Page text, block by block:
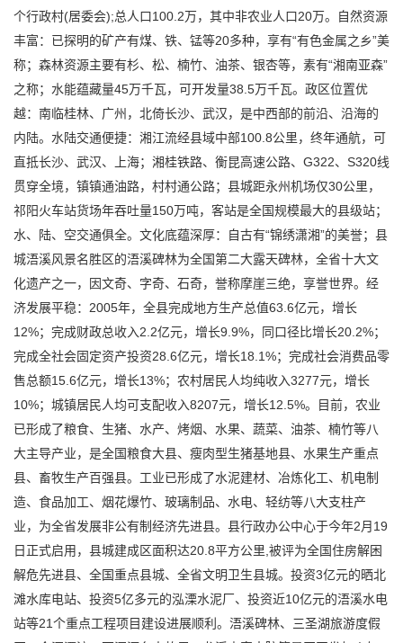
个行政村(居委会);总人口100.2万，其中非农业人口20万。自然资源
丰富：已探明的矿产有煤、铁、锰等20多种，享有“有色金属之乡”美
称；森林资源主要有杉、松、楠竹、油茶、银杏等，素有“湘南亚森”
之称；水能蕴藏量45万千瓦，可开发量38.5万千瓦。政区位置优
越：南临桂林、广州，北倚长沙、武汉，是中西部的前沿、沿海的
内陆。水陆交通便捷：湘江流经县域中部100.8公里，终年通航，可
直抵长沙、武汉、上海；湘桂铁路、衡昆高速公路、G322、S320线
贯穿全境，镇镇通油路，村村通公路；县城距永州机场仅30公里，
祁阳火车站货场年吞吐量150万吨，客站是全国规模最大的县级站；
水、陆、空交通俱全。文化底蕴深厚：自古有“锦绣潇湘”的美誉；县
城浯溪风景名胜区的浯溪碑林为全国第二大露天碑林，全省十大文
化遗产之一，因文奇、字奇、石奇，誉称摩崖三绝，享誉世界。经
济发展平稳：2005年，全县完成地方生产总值63.6亿元，增长
12%；完成财政总收入2.2亿元，增长9.9%，同口径比增长20.2%；
完成全社会固定资产投资28.6亿元，增长18.1%；完成社会消费品零
售总额15.6亿元，增长13%；农村居民人均纯收入3277元，增长
10%；城镇居民人均可支配收入8207元，增长12.5%。目前，农业
已形成了粮食、生猪、水产、烤烟、水果、蔬菜、油茶、楠竹等八
大主导产业，是全国粮食大县、瘦肉型生猪基地县、水果生产重点
县、畜牧生产百强县。工业已形成了水泥建材、冶炼化工、机电制
造、食品加工、烟花爆竹、玻璃制品、水电、轻纺等八大支柱产
业，为全省发展非公有制经济先进县。县行政办公中心于今年2月19
日正式启用，县城建成区面积达20.8平方公里,被评为全国住房解困
解危先进县、全国重点县城、全省文明卫生县城。投资3亿元的晒北
滩水库电站、投资5亿多元的泓溧水泥厂、投资近10亿元的浯溪水电
站等21个重点工程项目建设进展顺利。浯溪碑林、三圣湖旅游度假